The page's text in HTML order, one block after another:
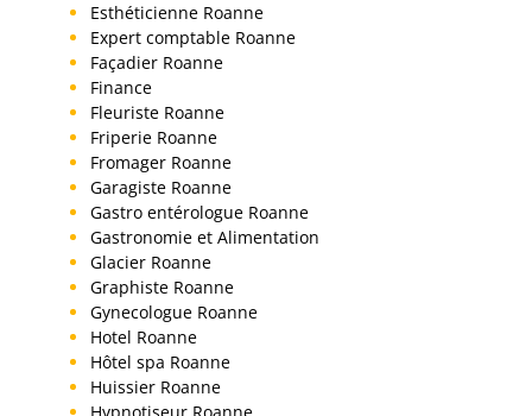
Esthéticienne Roanne
Expert comptable Roanne
Façadier Roanne
Finance
Fleuriste Roanne
Friperie Roanne
Fromager Roanne
Garagiste Roanne
Gastro entérologue Roanne
Gastronomie et Alimentation
Glacier Roanne
Graphiste Roanne
Gynecologue Roanne
Hotel Roanne
Hôtel spa Roanne
Huissier Roanne